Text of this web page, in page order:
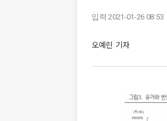
입력 2021-01-26 08:53
오예린 기자